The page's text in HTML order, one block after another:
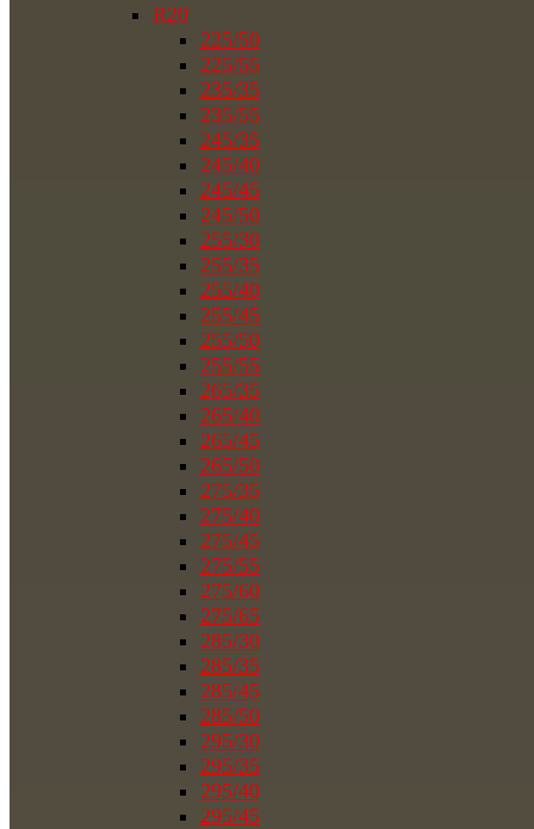
R20
225/50
225/55
235/35
235/55
245/35
245/40
245/45
245/50
255/30
255/35
255/40
255/45
255/50
255/55
265/35
265/40
265/45
265/50
275/35
275/40
275/45
275/55
275/60
275/65
285/30
285/35
285/45
285/50
295/30
295/35
295/40
295/45